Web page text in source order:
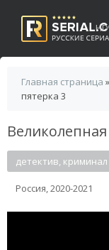
Главная страница »
пятерка 3
детектив, криминал
Россия, 2020-2021